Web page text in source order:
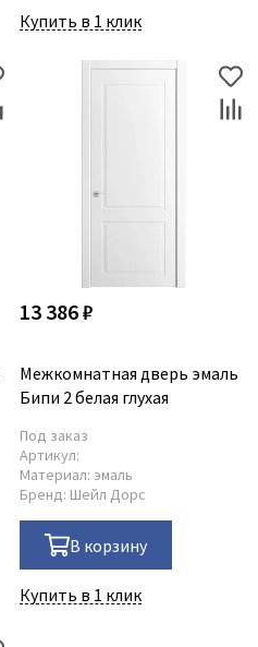
Купить в 1 клик
13 386 ₽
Межкомнатная дверь эмаль
Бипи 2 белая глухая
Под заказ
Артикул:
Материал: эмаль
Бренд: Шейл Дорс
В корзину
Купить в 1 клик